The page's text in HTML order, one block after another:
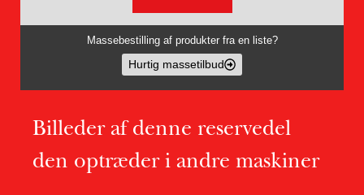
Massebestilling af produkter fra en liste?
Hurtig massetilbud
Billeder af denne reservedel
den optræder i andre maskiner